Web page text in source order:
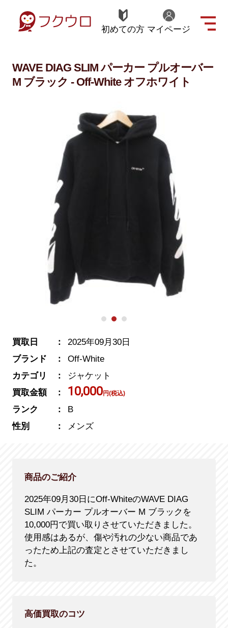
初めての方 マイページ
WAVE DIAG SLIM パーカー プルオーバー
M ブラック - Off-White オフホワイト
買取日
2025年09月30日
ブランド
Off-White
カテゴリ
ジャケット
買取金額
10,000円(税込)
ランク
B
性別
メンズ
商品のご紹介
2025年09月30日にOff-WhiteのWAVE DIAG
SLIM パーカー プルオーバー M ブラックを
10,000円で買い取りさせていただきました。
使用感はあるが、傷や汚れの少ない商品であ
ったため上記の査定とさせていただきまし
た。
高価買取のコツ